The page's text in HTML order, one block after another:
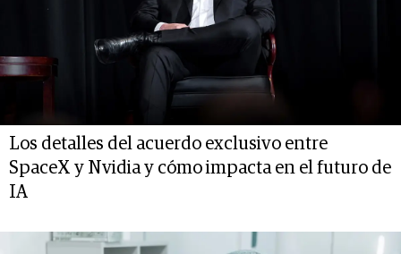
Los detalles del acuerdo exclusivo entre
SpaceX y Nvidia y cómo impacta en el futuro de
IA